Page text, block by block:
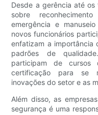
Desde a gerência até
sobre
emergência e
novos funcionários
enfatizam a importância
padrões de
participam de cursos
certificação para se
inovações do setor e as
Além disso, as
segurança é uma